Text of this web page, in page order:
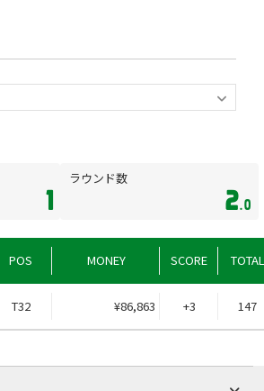
1
ラウンド数
2.0
POS MONEY SCORE TOTAL
T32 ¥86,863 +3 147